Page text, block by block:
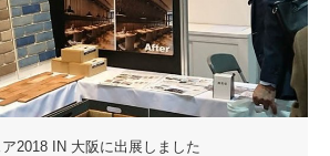
2018 IN 大阪に出展しました